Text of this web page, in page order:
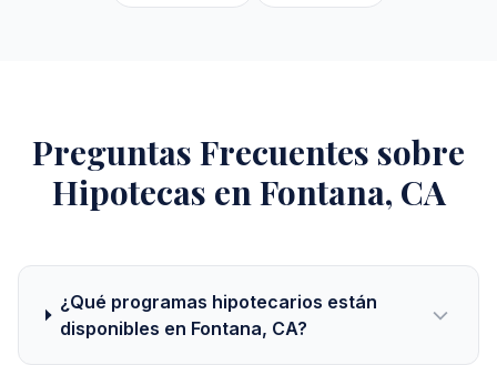
Preguntas Frecuentes sobre
Hipotecas en Fontana, CA
¿Qué programas hipotecarios están
disponibles en Fontana, CA?